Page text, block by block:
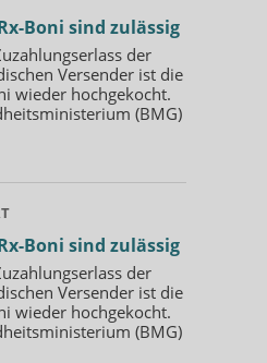
Boni sind zulässig
der
Versender ist die
wieder hochgekocht.
(BMG)
Boni sind zulässig
der
Versender ist die
wieder hochgekocht.
(BMG)